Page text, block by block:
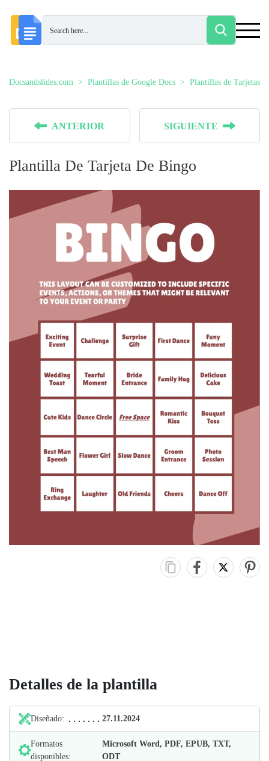
Docsandslides.com Plantillas de Google Docs Plantillas de Tarjetas
ANTERIOR SIGUIENTE
Plantilla De Tarjeta De Bingo
Detalles de la plantilla
Diseñado: 27.11.2024
Formatos
disponibles:
Microsoft Word, PDF, EPUB, TXT,
ODT